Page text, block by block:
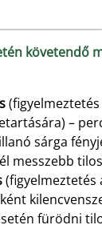
követendő
(figyelmeztetés
–
sárga
messzebb
(figyelmeztetés
fürödni